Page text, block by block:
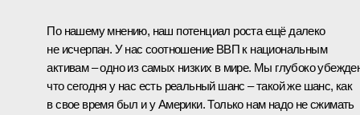
По нашему мнению, наш потенциал роста ещё далеко
не исчерпан. У нас соотношение ВВП к национальным
активам – одно из самых низких в мире. Мы глубоко
что сегодня у нас есть реальный шанс – такой же шанс, как
в свое время был и у Америки. Только нам надо не сжимать